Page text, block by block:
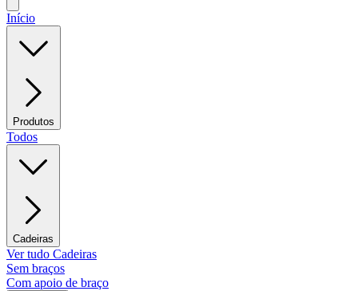
Início
Produtos
Todos
Cadeiras
Ver tudo Cadeiras
Sem braços
Com apoio de braço